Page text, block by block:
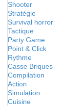
Shooter
Stratégie
Survival horror
Tactique
Party Game
Point & Click
Rythme
Casse Briques
Compilation
Action
Simulation
Cuisine